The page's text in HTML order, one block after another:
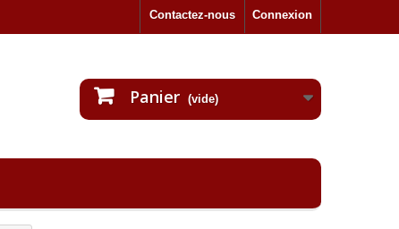
Connexion
Contactez-nous
Panier (vide)